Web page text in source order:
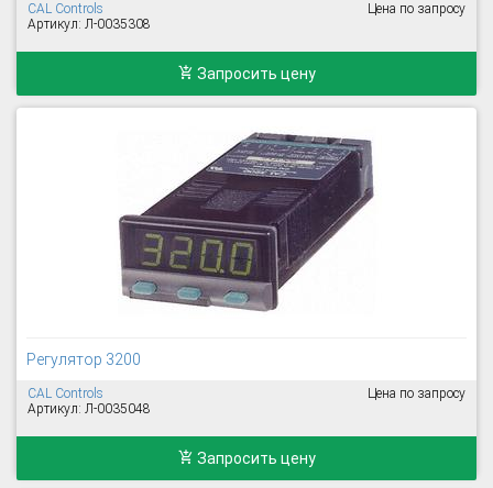
CAL Controls
Артикул: Л-0035308
Цена по запросу
Запросить цену
Регулятор 3200
CAL Controls
Артикул: Л-0035048
Цена по запросу
Запросить цену